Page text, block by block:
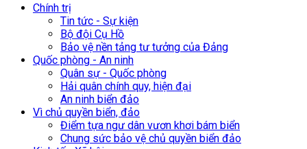
Chính trị
Tin tức - Sự kiện
Bộ đội Cụ Hồ
Bảo vệ nền tảng tư tưởng của Đảng
Quốc phòng - An ninh
Quân sự - Quốc phòng
Hải quân chính quy, hiện đại
An ninh biển đảo
Vì chủ quyền biển, đảo
Điểm tựa ngư dân vươn khơi bám biển
Chung sức bảo vệ chủ quyền biển đảo